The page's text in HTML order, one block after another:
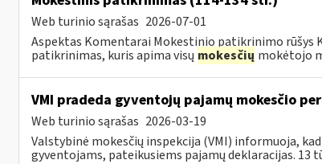
Web turinio sąrašas 2026-07-01
Aspektas Komentarai Mokestinio patikrinimo
patikrinimas, kuris apima visų mokesčių mokėtojo
VMI pradeda gyventojų pajamų mokesčio
Web turinio sąrašas 2026-03-19
Valstybinė mokesčių inspekcija (VMI) informuoja,
gyventojams, pateikusiems pajamų deklaracijas. 13